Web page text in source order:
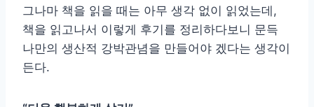
그나마 책을 읽을 때는 아무 생각 없이 읽었는데,
책을 읽고나서 이렇게 후기를 정리하다보니 문득
나만의 생산적 강박관념을 만들어야 겠다는 생각이
든다.